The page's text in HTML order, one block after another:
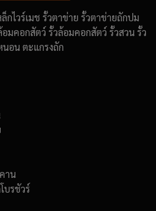
กไวร์เมช รั้วตาข่าย รั้วตาข่ายถักปม
มคอกสัตว์ รั้วล้อมคอกสัตว์ รั้วสวน รั้ว
นอน ตะแกรงถัก
าน
บรชัวร์